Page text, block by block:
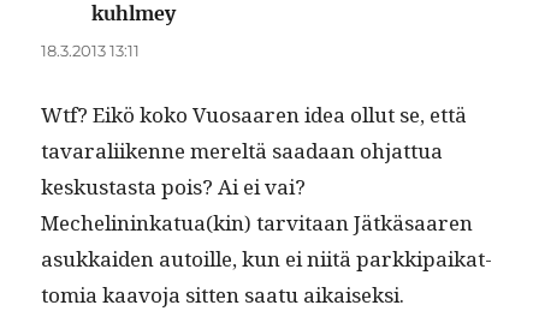
kuhlmeysanoo:
18.3.2013 13:11
Wtf? Eikö koko Vuosaaren idea ollut se, että
tavar­ali­ikenne mereltä saadaan ohjat­tua
keskus­tas­ta pois? Ai ei vai?
Mechelininkatua(kin) tarvi­taan Jätkäsaaren
asukkaiden autoille, kun ei niitä parkkipaikat­
to­mia kaavo­ja sit­ten saatu aikaiseksi.